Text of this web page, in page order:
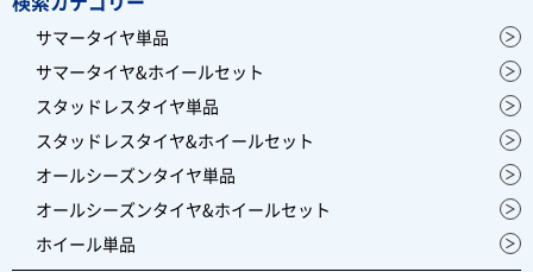
サマータイヤ単品
サマータイヤ&ホイールセット
スタッドレスタイヤ単品
スタッドレスタイヤ&ホイールセット
オールシーズンタイヤ単品
オールシーズンタイヤ&ホイールセット
ホイール単品